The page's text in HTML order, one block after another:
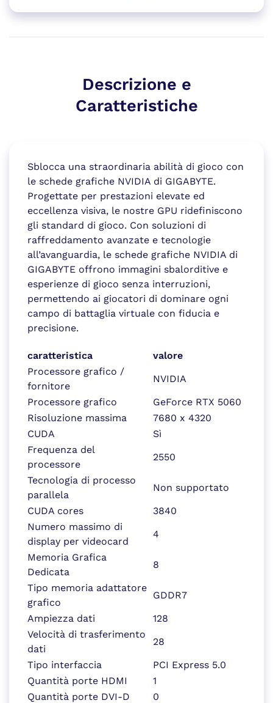
Descrizione e
Caratteristiche
Sblocca una straordinaria abilità di gioco con
le schede grafiche NVIDIA di GIGABYTE.
Progettate per prestazioni elevate ed
eccellenza visiva, le nostre GPU ridefiniscono
gli standard di gioco. Con soluzioni di
raffreddamento avanzate e tecnologie
all’avanguardia, le schede grafiche NVIDIA di
GIGABYTE offrono immagini sbalorditive e
esperienze di gioco senza interruzioni,
permettendo ai giocatori di dominare ogni
campo di battaglia virtuale con fiducia e
precisione.
caratteristica
valore
Processore grafico /
fornitore
NVIDIA
Processore grafico
GeForce RTX 5060
Risoluzione massima
7680 x 4320
CUDA
Sì
Frequenza del
processore
2550
Tecnologia di processo
parallela
Non supportato
CUDA cores
3840
Numero massimo di
display per videocard
4
Memoria Grafica
Dedicata
8
Tipo memoria adattatore
grafico
GDDR7
Ampiezza dati
128
Velocità di trasferimento
dati
28
Tipo interfaccia
PCI Express 5.0
Quantità porte HDMI
1
Quantità porte DVI-D
0